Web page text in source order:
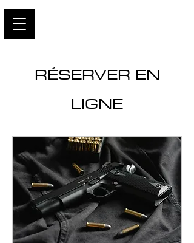
RÉSERVER EN
LIGNE